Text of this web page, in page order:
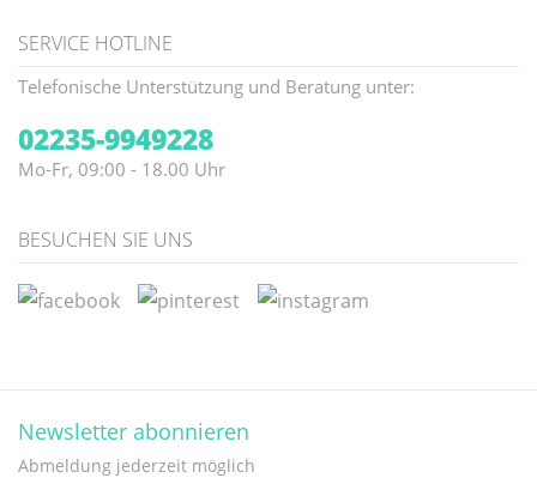
SERVICE HOTLINE
Telefonische Unterstützung und Beratung unter:
02235-9949228
Mo-Fr, 09:00 - 18.00 Uhr
BESUCHEN SIE UNS
Newsletter abonnieren
Abmeldung jederzeit möglich